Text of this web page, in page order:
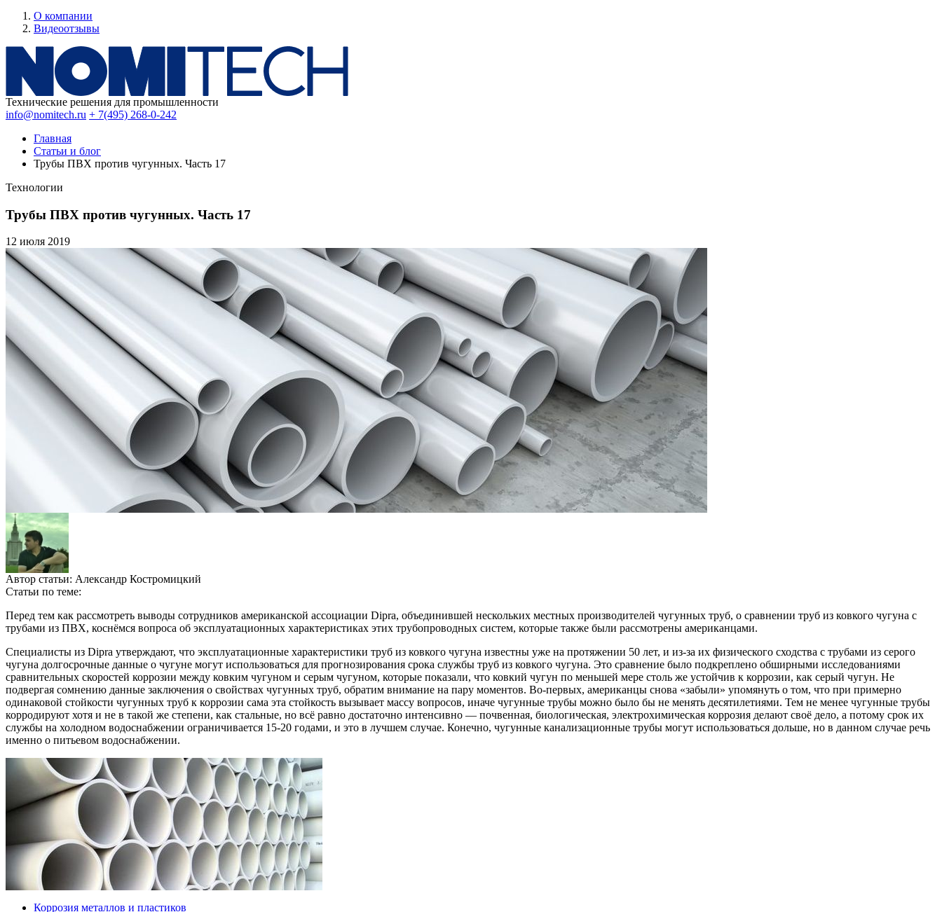
О компании
Видеоотзывы
Технические решения для промышленности
info@nomitech.ru + 7(495) 268-0-242
Главная
Статьи и блог
Трубы ПВХ против чугунных. Часть 17
Технологии
Трубы ПВХ против чугунных. Часть 17
12 июля 2019
Автор статьи: Александр Костромицкий
Статьи по теме:
Перед тем как рассмотреть выводы сотрудников американской ассоциации Dipra, объединившей нескольких местных производителей чугунных труб, о сравнении труб из ковкого чугуна с
трубами из ПВХ, коснёмся вопроса об эксплуатационных характеристиках этих трубопроводных систем, которые также были рассмотрены американцами.
Специалисты из Dipra утверждают, что эксплуатационные характеристики труб из ковкого чугуна известны уже на протяжении 50 лет, и из-за их физического сходства с трубами из серого
чугуна долгосрочные данные о чугуне могут использоваться для прогнозирования срока службы труб из ковкого чугуна. Это сравнение было подкреплено обширными исследованиями
сравнительных скоростей коррозии между ковким чугуном и серым чугуном, которые показали, что ковкий чугун по меньшей мере столь же устойчив к коррозии, как серый чугун. Не
подвергая сомнению данные заключения о свойствах чугунных труб, обратим внимание на пару моментов. Во-первых, американцы снова «забыли» упомянуть о том, что при примерно
одинаковой стойкости чугунных труб к коррозии сама эта стойкость вызывает массу вопросов, иначе чугунные трубы можно было бы не менять десятилетиями. Тем не менее чугунные трубы
корродируют хотя и не в такой же степени, как стальные, но всё равно достаточно интенсивно — почвенная, биологическая, электрохимическая коррозия делают своё дело, а потому срок их
службы на холодном водоснабжении ограничивается 15-20 годами, и это в лучшем случае. Конечно, чугунные канализационные трубы могут использоваться дольше, но в данном случае речь
именно о питьевом водоснабжении.
Коррозия металлов и пластиков